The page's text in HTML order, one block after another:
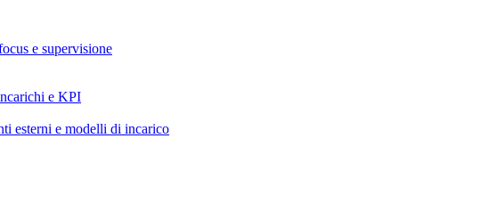
e supervisione
e KPI
esterni e modelli di incarico